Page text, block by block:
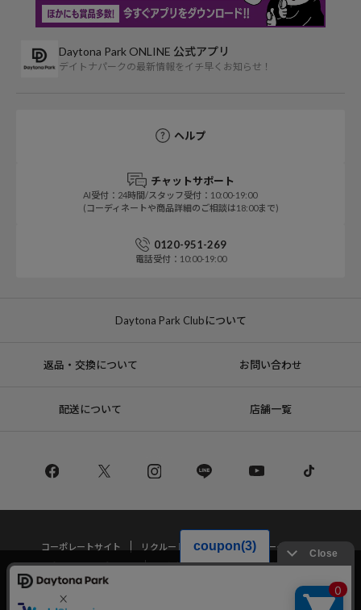
Daytona Park ONLINE 公式アプリ
デイトナパークの最新情報をイチ早くお知らせ！
ヘルプ
チャットサポート
AI受付：24時間/スタッフ受付：10:00-19:00
(コーディネートや商品詳細のご相談は18:00まで)
0120-951-269
電話受付：10:00-19:00
Daytona Park Clubについて
返品・交換について お問い合わせ
配送について 店舗一覧
コーポレートサイト リクルート
サステナブルマークについて
プライバシーポリシー
特定商取引法・古物営業法に基づく表記
当サイトでは利用体験の向上およびコンテンツの最適な提供、トラフィック
の分析を目的としてCookieを使用しています。